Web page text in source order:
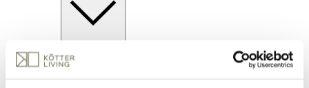
Binnenkijken bij Lisette Lubbers: van strak